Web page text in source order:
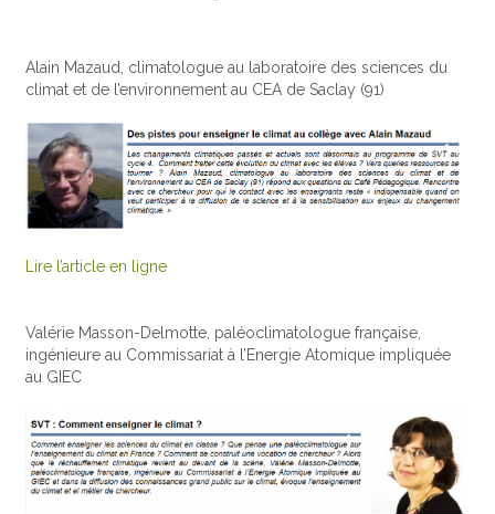
Alain Mazaud, climatologue au laboratoire des sciences du
climat et de l’environnement au CEA de Saclay (91)
Lire l’article en ligne
Valérie Masson-Delmotte, paléoclimatologue française,
ingénieure au Commissariat à l’Energie Atomique impliquée
au GIEC